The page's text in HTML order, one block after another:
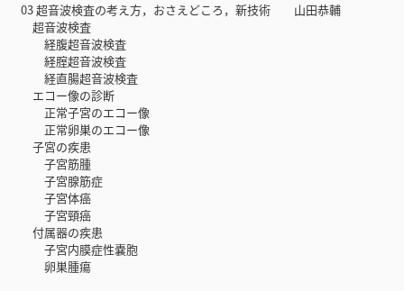
03 超音波検査の考え方，おさえどころ，新技術 山田恭輔
超音波検査
経腹超音波検査
経腟超音波検査
経直腸超音波検査
エコー像の診断
正常子宮のエコー像
正常卵巣のエコー像
子宮の疾患
子宮筋腫
子宮腺筋症
子宮体癌
子宮頸癌
付属器の疾患
子宮内膜症性嚢胞
卵巣腫瘍